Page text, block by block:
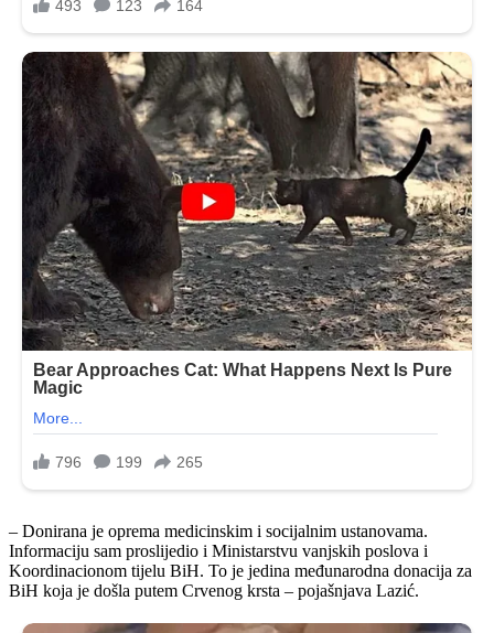
– Donirana je oprema medicinskim i socijalnim ustanovama.
Informaciju sam proslijedio i Ministarstvu vanjskih poslova i
Koordinacionom tijelu BiH. To je jedina međunarodna donacija za
BiH koja je došla putem Crvenog krsta – pojašnjava Lazić.